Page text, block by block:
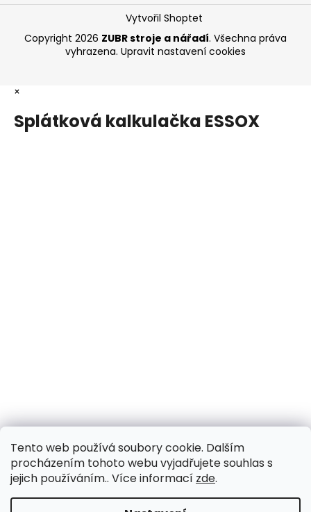
Tento web používá soubory cookie. Dalším
procházením tohoto webu vyjadřujete souhlas s
jejich používáním.. Více informací zde.
Vytvořil Shoptet
Copyright 2026 ZUBR stroje a nářadí. Všechna práva
vyhrazena. Upravit nastavení cookies
×
Splátková kalkulačka ESSOX